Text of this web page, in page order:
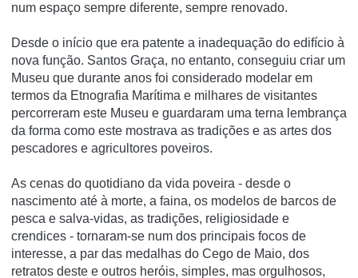
num espaço sempre diferente, sempre renovado.
Desde o início que era patente a inadequação do edifício à
nova função. Santos Graça, no entanto, conseguiu criar um
Museu que durante anos foi considerado modelar em
termos da Etnografia Marítima e milhares de visitantes
percorreram este Museu e guardaram uma terna lembrança
da forma como este mostrava as tradições e as artes dos
pescadores e agricultores poveiros.
As cenas do quotidiano da vida poveira - desde o
nascimento até à morte, a faina, os modelos de barcos de
pesca e salva-vidas, as tradições, religiosidade e
crendices - tornaram-se num dos principais focos de
interesse, a par das medalhas do Cego de Maio, dos
retratos deste e outros heróis, simples, mas orgulhosos,